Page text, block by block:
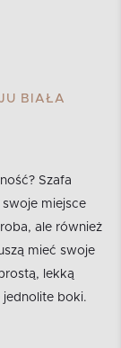
BIAŁA
Szafa
miejsce
ale również
mieć swoje
lekką
jednolite boki.